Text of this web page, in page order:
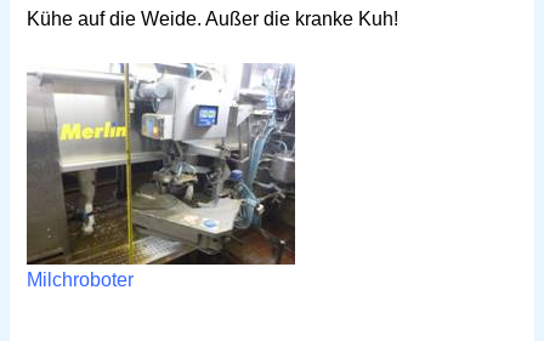
Kühe auf die Weide. Außer die kranke Kuh!
Milchroboter